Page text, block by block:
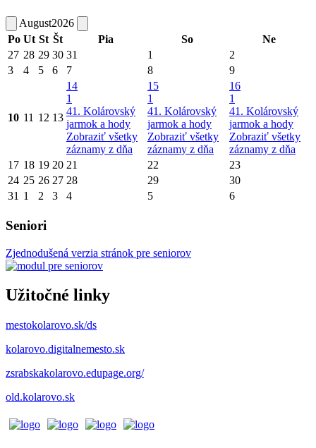
August2026
Po Ut St Št Pia So
Ne
27 28 29 30 31 1
2
3
4 5 6 7 8 9
10 11 12 13
14
1
41. Kolárovský
jarmok a hody
Zobraziť všetky
záznamy z dňa
15
1
41. Kolárovský
jarmok a hody
Zobraziť všetky
záznamy z dňa
16
1
41. Kolárovský
jarmok a hody
Zobraziť všetky
záznamy z dňa
17 18 19 20 21 22
23
24 25 26 27 28 29
30
31 1 2 3 4 5 6
Seniori
Zjednodušená verzia stránok pre seniorov
Užitočné linky
mestokolarovo.sk/ds
kolarovo.digitalnemesto.sk
zsrabskakolarovo.edupage.org/
old.kolarovo.sk